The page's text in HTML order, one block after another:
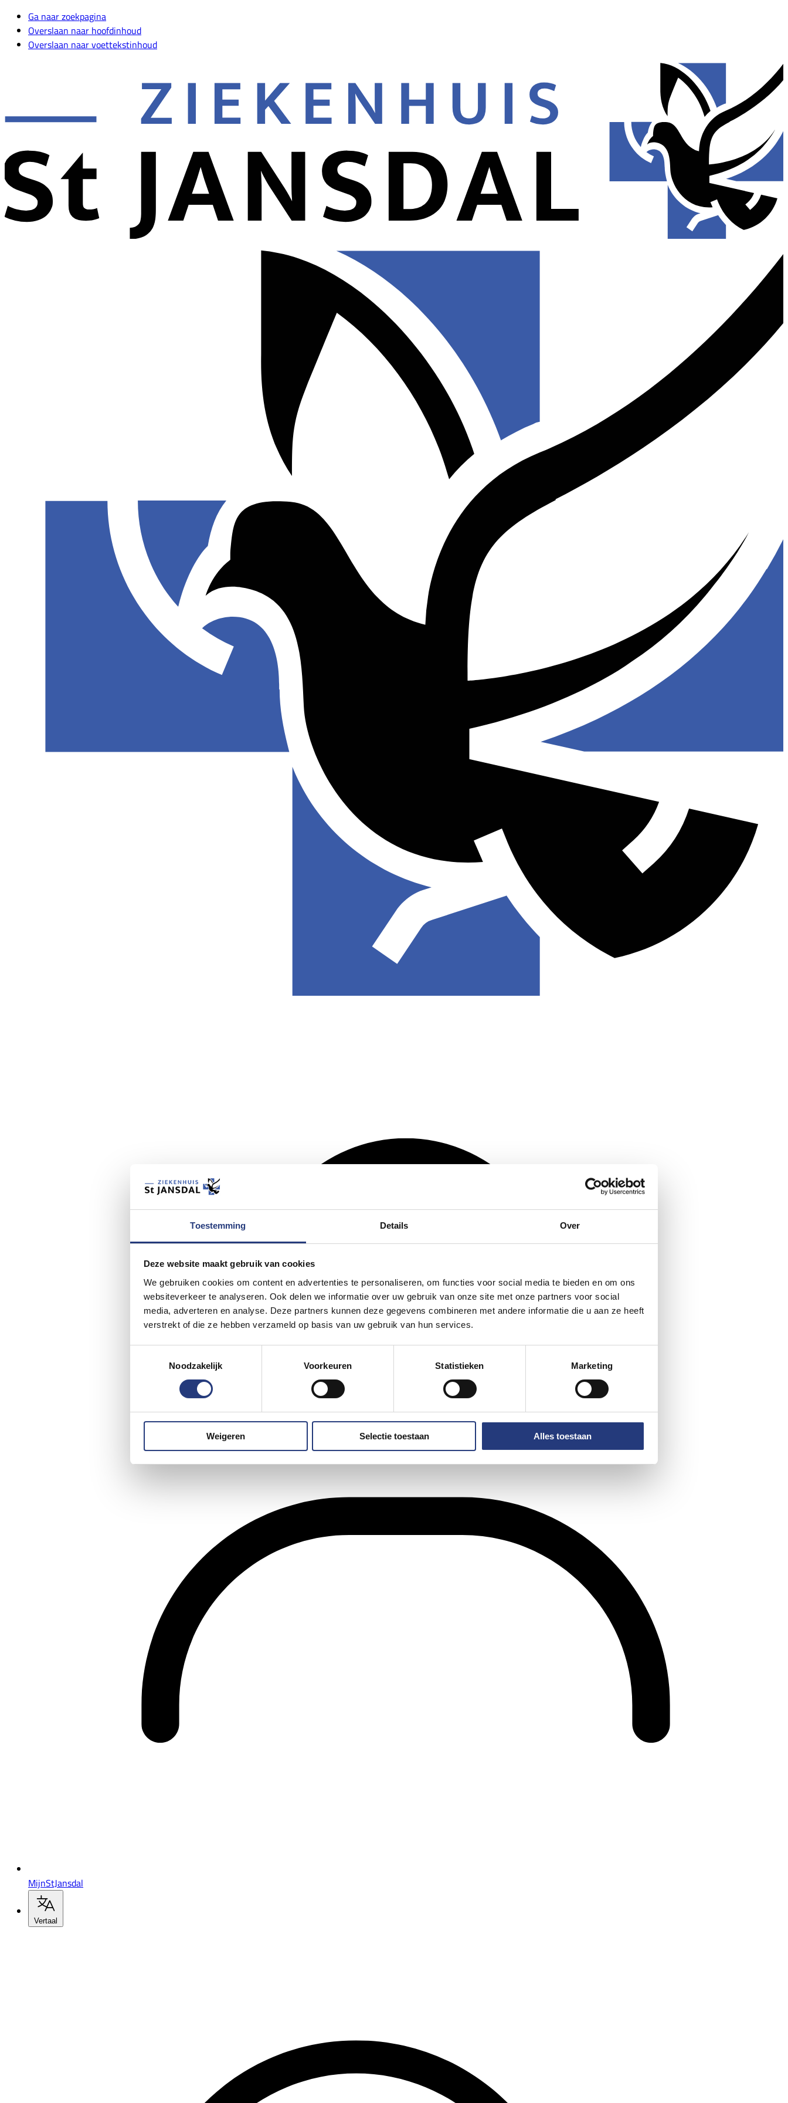
Toestemming Details Over
Deze website maakt gebruik van cookies
We gebruiken cookies om content en advertenties te personaliseren, om functies voor social media te bieden en om ons
websiteverkeer te analyseren. Ook delen we informatie over uw gebruik van onze site met onze partners voor social
media, adverteren en analyse. Deze partners kunnen deze gegevens combineren met andere informatie die u aan ze heeft
verstrekt of die ze hebben verzameld op basis van uw gebruik van hun services.
Noodzakelijk
Voorkeuren Statistieken Marketing
Weigeren Selectie toestaan Alles toestaan
Ga naar zoekpagina
Overslaan naar hoofdinhoud
Overslaan naar voettekstinhoud
MijnStJansdal
Vertaal